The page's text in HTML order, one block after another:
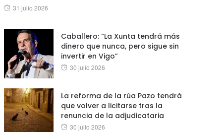
Posted
31 julio 2026
Caballero: “La Xunta tendrá más
dinero que nunca, pero sigue sin
invertir en Vigo”
Posted
30 julio 2026
La reforma de la rúa Pazo tendrá
que volver a licitarse tras la
renuncia de la adjudicataria
Posted
30 julio 2026